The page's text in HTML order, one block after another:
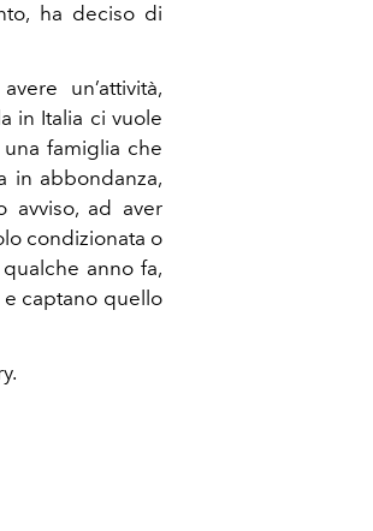
ha deciso di
un’attività,
in Italia ci vuole
famiglia che
in abbondanza,
avviso, ad aver
condizionata o
anno fa,
captano quello